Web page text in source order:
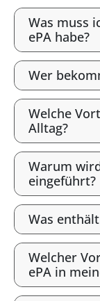
Was muss
ePA habe?
Wer
Welche
Alltag?
Warum
eingeführt?
Was
Welcher
ePA in